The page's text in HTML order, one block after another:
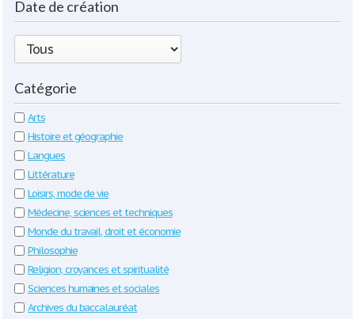
Date de création
Catégorie
Arts
Histoire et géographie
Langues
Littérature
Loisirs, mode de vie
Médecine, sciences et techniques
Monde du travail, droit et économie
Philosophie
Religion, croyances et spiritualité
Sciences humaines et sociales
Archives du baccalauréat